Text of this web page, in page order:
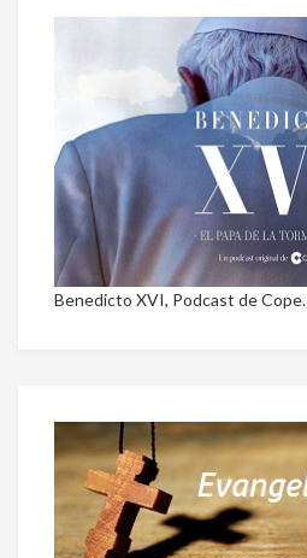
Benedicto XVI, Podcast de Cope.